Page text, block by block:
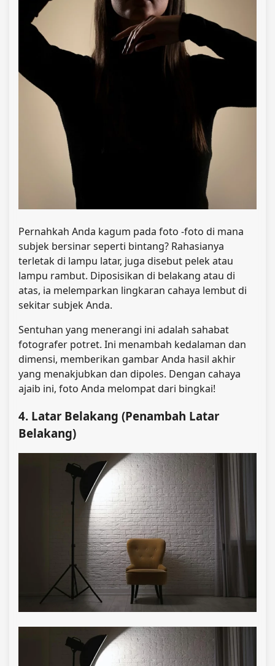
Pernahkah Anda kagum pada foto -foto di mana
subjek bersinar seperti bintang? Rahasianya
terletak di lampu latar, juga disebut pelek atau
lampu rambut. Diposisikan di belakang atau di
atas, ia melemparkan lingkaran cahaya lembut di
sekitar subjek Anda.
Sentuhan yang menerangi ini adalah sahabat
fotografer potret. Ini menambah kedalaman dan
dimensi, memberikan gambar Anda hasil akhir
yang menakjubkan dan dipoles. Dengan cahaya
ajaib ini, foto Anda melompat dari bingkai!
4. Latar Belakang (Penambah Latar
Belakang)